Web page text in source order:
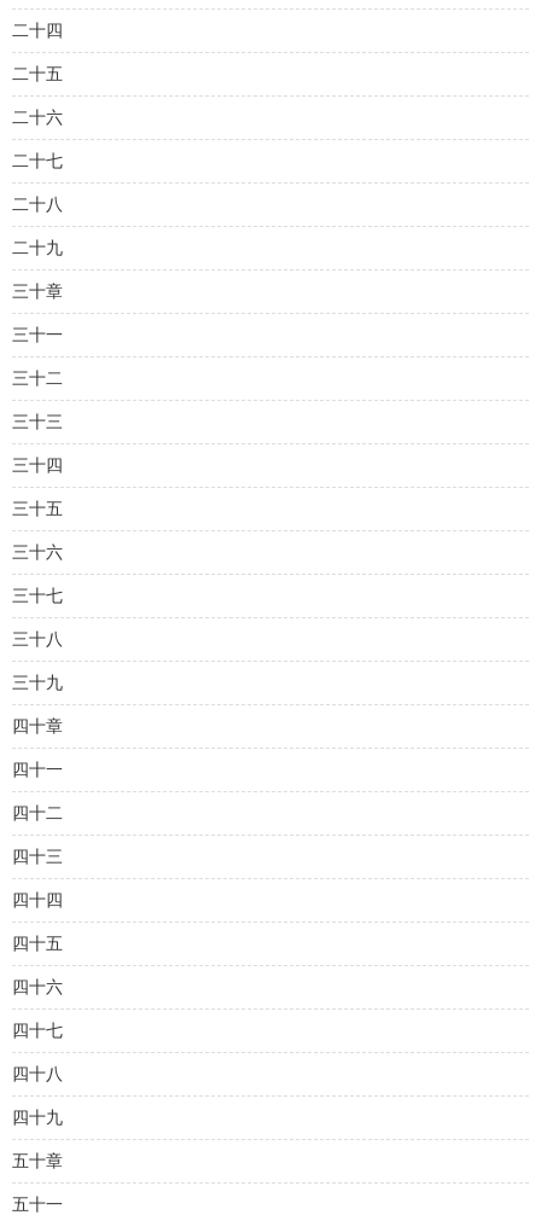
二十四
二十五
二十六
二十七
二十八
二十九
三十章
三十一
三十二
三十三
三十四
三十五
三十六
三十七
三十八
三十九
四十章
四十一
四十二
四十三
四十四
四十五
四十六
四十七
四十八
四十九
五十章
五十一